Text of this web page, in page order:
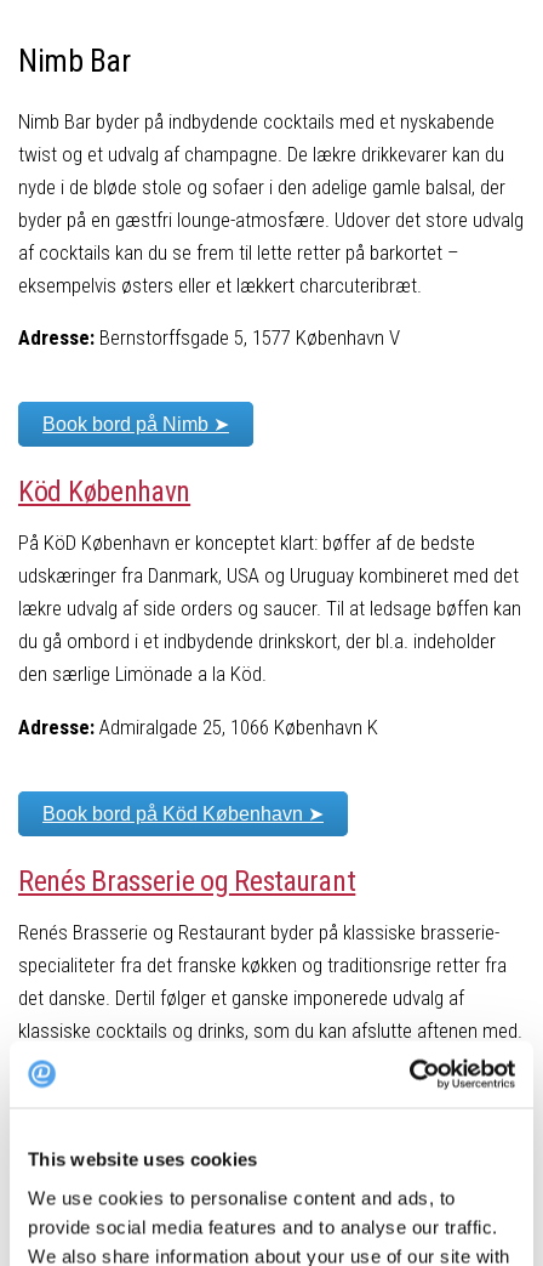
This website uses cookies
We use cookies to personalise content and ads, to
provide social media features and to analyse our traffic.
We also share information about your use of our site with
Nimb Bar
Nimb Bar byder på indbydende cocktails med et nyskabende
twist og et udvalg af champagne. De lækre drikkevarer kan du
nyde i de bløde stole og sofaer i den adelige gamle balsal, der
byder på en gæstfri lounge-atmosfære. Udover det store udvalg
af cocktails kan du se frem til lette retter på barkortet –
eksempelvis østers eller et lækkert charcuteribræt.
Adresse: Bernstorffsgade 5, 1577 København V
Book bord på Nimb ➤
Köd København
På KöD København er konceptet klart: bøffer af de bedste
udskæringer fra Danmark, USA og Uruguay kombineret med det
lækre udvalg af side orders og saucer. Til at ledsage bøffen kan
du gå ombord i et indbydende drinkskort, der bl.a. indeholder
den særlige Limönade a la Köd.
Adresse: Admiralgade 25, 1066 København K
Book bord på Köd København ➤
Renés Brasserie og Restaurant
Renés Brasserie og Restaurant byder på klassiske brasserie-
specialiteter fra det franske køkken og traditionsrige retter fra
det danske. Dertil følger et ganske imponerede udvalg af
klassiske cocktails og drinks, som du kan afslutte aftenen med.
Adresse:
Book bord på Renés Brasserie og Restaurant ➤
Spise\Bar Nr. 20